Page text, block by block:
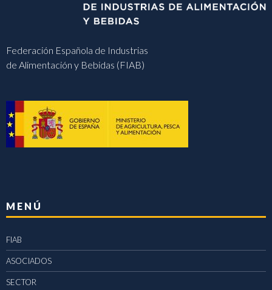
Federación Española de Industrias
de Alimentación y Bebidas (FIAB)
MENÚ
FIAB
ASOCIADOS
SECTOR